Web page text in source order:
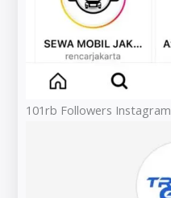
101rb Followers Instagram